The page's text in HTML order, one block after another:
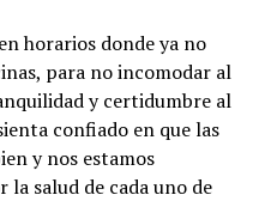
horarios donde ya no
para no incomodar al
y certidumbre al
confiado en que las
y nos estamos
salud de cada uno de